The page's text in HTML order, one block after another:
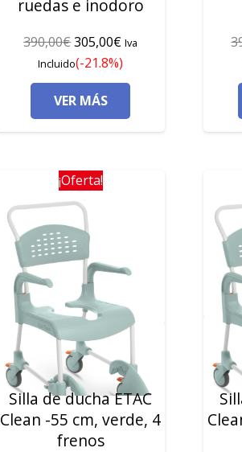
ruedas e inodoro
390,00€El
precio
original
era:
390,00€.
305,00€El
precio
actual
305,00€.
Iva
Incluido(-21.8%)
VER MÁS
¡Oferta!
Silla de ducha ETAC
Clean -55 cm, verde, 4
frenos